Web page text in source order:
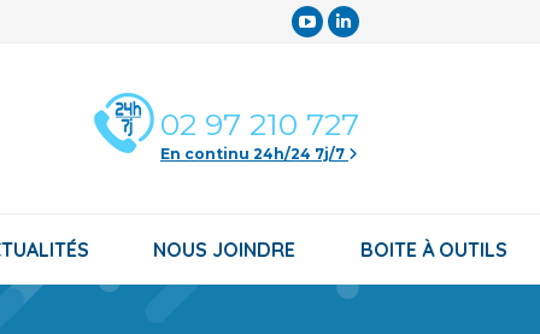
YouTube
in
new
LinkedIn
in
new
02 97 210 727
En continu 24h/24 7j/7
NOUS JOINDRE BOITE À OUTILS